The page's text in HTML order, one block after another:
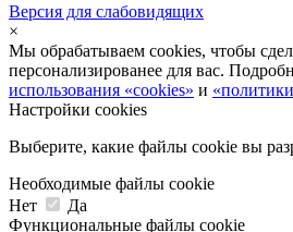
Версия для слабовидящих
×
Мы обрабатываем cookies, чтобы
персонализированее для вас.
использования «cookies» и
Настройки cookies
Выберите, какие файлы cookie вы
Необходимые файлы cookie
Нет
Да
Функциональные файлы cookie